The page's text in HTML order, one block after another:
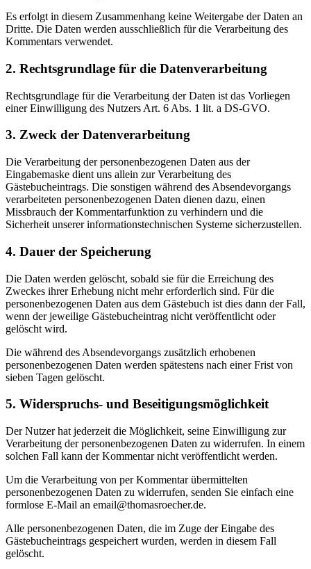
Es erfolgt in diesem Zusammenhang keine Weitergabe der Daten an
Dritte. Die Daten werden ausschließlich für die Verarbeitung des
Kommentars verwendet.
2. Rechtsgrundlage für die Datenverarbeitung
Rechtsgrundlage für die Verarbeitung der Daten ist das Vorliegen
einer Einwilligung des Nutzers Art. 6 Abs. 1 lit. a DS-GVO.
3. Zweck der Datenverarbeitung
Die Verarbeitung der personenbezogenen Daten aus der
Eingabemaske dient uns allein zur Verarbeitung des
Gästebucheintrags. Die sonstigen während des Absendevorgangs
verarbeiteten personenbezogenen Daten dienen dazu, einen
Missbrauch der Kommentarfunktion zu verhindern und die
Sicherheit unserer informationstechnischen Systeme sicherzustellen.
4. Dauer der Speicherung
Die Daten werden gelöscht, sobald sie für die Erreichung des
Zweckes ihrer Erhebung nicht mehr erforderlich sind. Für die
personenbezogenen Daten aus dem Gästebuch ist dies dann der Fall,
wenn der jeweilige Gästebucheintrag nicht veröffentlicht oder
gelöscht wird.
Die während des Absendevorgangs zusätzlich erhobenen
personenbezogenen Daten werden spätestens nach einer Frist von
sieben Tagen gelöscht.
5. Widerspruchs- und Beseitigungsmöglichkeit
Der Nutzer hat jederzeit die Möglichkeit, seine Einwilligung zur
Verarbeitung der personenbezogenen Daten zu widerrufen. In einem
solchen Fall kann der Kommentar nicht veröffentlicht werden.
Um die Verarbeitung von per Kommentar übermittelten
personenbezogenen Daten zu widerrufen, senden Sie einfach eine
formlose E-Mail an email@thomasroecher.de.
Alle personenbezogenen Daten, die im Zuge der Eingabe des
Gästebucheintrags gespeichert wurden, werden in diesem Fall
gelöscht.